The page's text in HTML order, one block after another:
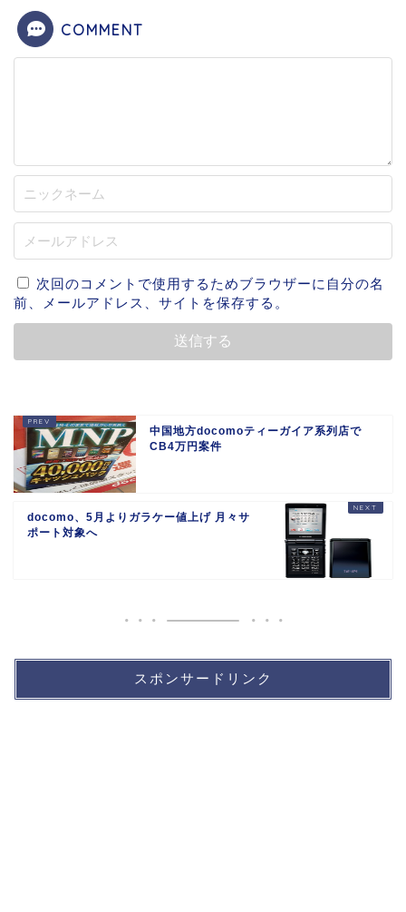
COMMENT
次回のコメントで使用するためブラウザーに自分の名
前、メールアドレス、サイトを保存する。
中国地方docomoティーガイア系列店で
CB4万円案件
docomo、5月よりガラケー値上げ 月々サ
ポート対象へ
スポンサードリンク